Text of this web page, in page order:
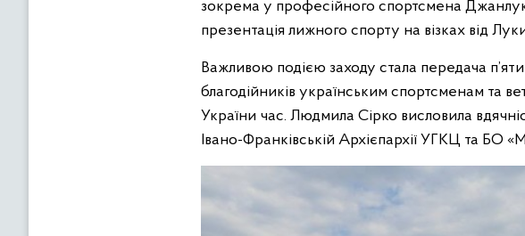
зокрема у професійного спортсмена
презентація лижного спорту на візках від
Важливою подією заходу стала передача п’яти
благодійників українським спортсменам та
України час. Людмила Сірко висловила
Івано-Франківській Архієпархії УГКЦ та БО